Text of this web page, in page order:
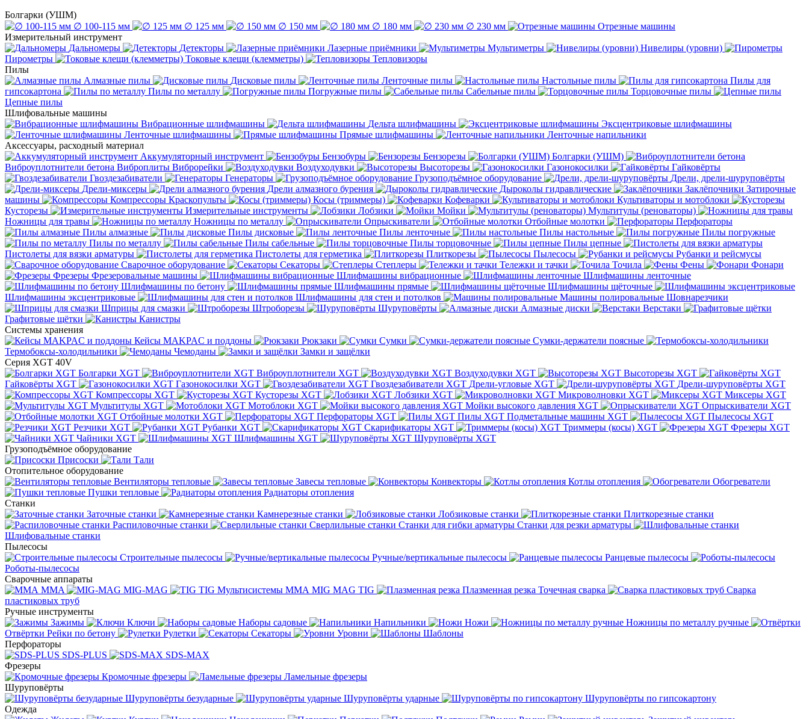
Болгарки (УШМ)
∅ 100-115 мм
∅ 125 мм ∅ 150 мм ∅ 180 мм ∅ 230 мм
Отрезные машины
Измерительный инструмент
Дальномеры
Детекторы Лазерные приёмники Мультиметры
Нивелиры (уровни)
Пирометры
Токовые клещи (клемметры)
Тепловизоры
Пилы
Алмазные пилы
Дисковые пилы Ленточные пилы Настольные пилы
Пилы для
гипсокартона
Пилы по металлу Погружные пилы Сабельные пилы
Торцовочные пилы
Цепные пилы
Шлифовальные машины
Вибрационные шлифмашины
Дельта шлифмашины
Эксцентриковые шлифмашины
Ленточные шлифмашины
Прямые шлифмашины
Ленточные напильники
Аксессуары, расходный материал
Аккумуляторный инструмент
Бензобуры Бензорезы
Болгарки (УШМ)
Виброуплотнители бетона Виброплиты Виброрейки Воздуходувки Высоторезы Газонокосилки
Гайковёрты
Гвоздезабиватели
Генераторы Грузоподъёмное оборудование
Дрели, дрели-шуруповёрты
Дрели-миксеры
Дрели алмазного бурения Дыроколы гидравлические Заклёпочники Затирочные
машины
Компрессоры Краскопульты Косы (триммеры) Кофеварки
Культиваторы и мотоблоки
Кусторезы
Измерительные инструменты Лобзики Мойки
Мультитулы (реноваторы)
Ножницы для травы
Ножницы по металлу Опрыскиватели Отбойные молотки
Перфораторы
Пилы алмазные
Пилы дисковые Пилы ленточные Пилы настольные
Пилы погружные
Пилы по металлу
Пилы сабельные Пилы торцовочные
Пилы цепные
Пистолеты для вязки арматуры
Пистолеты для герметика Плиткорезы Пылесосы
Рубанки и рейсмусы
Сварочное оборудование
Секаторы Степлеры Тележки и тачки Точила Фены
Фонари
Фрезеры Фрезеровальные машины Шлифмашины вибрационные
Шлифмашины ленточные
Шлифмашины по бетону
Шлифмашины прямые
Шлифмашины щёточные
Шлифмашины эксцентриковые
Шлифмашины для стен и потолков Машины полировальные Шовнарезчики
Шприцы для смазки
Штроборезы Шуруповёрты Алмазные диски
Верстаки
Графитовые щётки
Канистры
Системы хранения
Кейсы MAKPAC и поддоны
Рюкзаки Сумки
Сумки-держатели поясные
Термобоксы-холодильники
Чемоданы
Замки и защёлки
Серия XGT 40V
Болгарки XGT
Виброуплотнители XGT Воздуходувки XGT
Высоторезы XGT
Гайковёрты XGT
Газонокосилки XGT Гвоздезабиватели XGT Дрели-угловые XGT
Дрели-шуруповёрты XGT
Компрессоры XGT
Кусторезы XGT Лобзики XGT Микроволновки XGT
Миксеры XGT
Мультитулы XGT
Мотоблоки XGT Мойки высокого давления XGT
Опрыскиватели XGT
Отбойные молотки XGT
Перфораторы XGT Пилы XGT Подметальные машины XGT
Пылесосы XGT
Резчики XGT
Рубанки XGT Скарификаторы XGT Триммеры (косы) XGT
Фрезеры XGT
Чайники XGT
Шлифмашины XGT
Шуруповёрты XGT
Грузоподъёмное оборудование
Присоски
Тали
Отопительное оборудование
Вентиляторы тепловые
Завесы тепловые Конвекторы Котлы отопления
Обогреватели
Пушки тепловые
Радиаторы отопления
Станки
Заточные станки
Камнерезные станки Лобзиковые станки
Плиткорезные станки
Распиловочные станки
Сверлильные станки Станки для гибки арматуры Станки для резки арматуры
Шлифовальные станки
Пылесосы
Строительные пылесосы
Ручные/вертикальные пылесосы
Ранцевые пылесосы
Роботы-пылесосы
Сварочные аппараты
MMA
MIG-MAG TIG Мультисистемы ММА MIG MAG TIG Плазменная резка Точечная сварка
Cварка
пластиковых труб
Ручные инструменты
Зажимы
Ключи Наборы садовые Напильники Ножи
Ножницы по металлу ручные
Отвёртки Рейки по бетону Рулетки Секаторы Уровни
Шаблоны
Перфораторы
SDS-PLUS
SDS-MAX
Фрезеры
Кромочные фрезеры
Ламельные фрезеры
Шуруповёрты
Шуруповёрты безударные
Шуруповёрты ударные
Шуруповёрты по гипсокартону
Одежда